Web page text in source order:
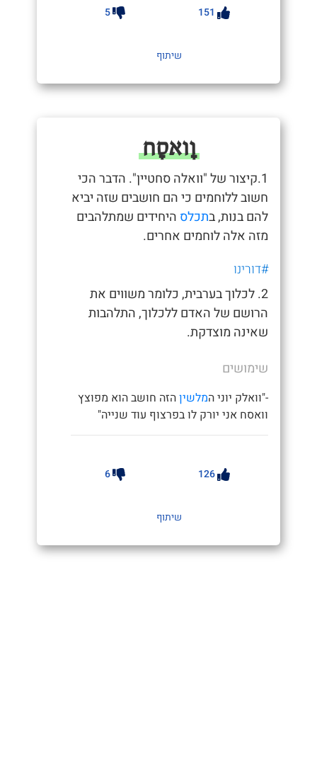
151
5
שיתוף
וָואסָח
1.קיצור של "וואלה סחטיין". הדבר הכי
חשוב ללוחמים כי הם חושבים שזה יביא
להם בנות, בתכלס היחידים שמתלהבים
מזה אלה לוחמים אחרים.
#דורינו
2. לכלוך בערבית, כלומר משווים את
הרושם של האדם ללכלוך, התלהבות
שאינה מוצדקת.
שימושים
-"וואלק יוני המלשיןהזה חושב הוא מפוצץ
וואסח אני יורק לו בפרצוף עוד שנייה"
126
6
שיתוף